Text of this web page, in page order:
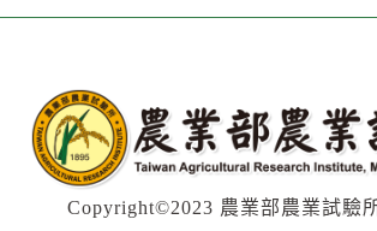
Copyright©2023 農業部農業試驗